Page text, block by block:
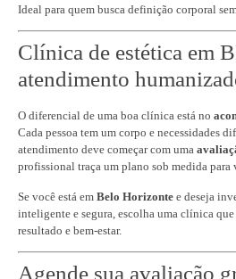
Ideal para quem busca definição corporal
Clínica de estética em
atendimento
O diferencial de uma boa clínica está no
Cada pessoa tem um corpo e necessidades
atendimento deve começar com uma
profissional traça um plano sob medida para
Se você está em Belo Horizonte e deseja
inteligente e segura, escolha uma clínica que
resultado e bem-estar.
Agende sua avaliação